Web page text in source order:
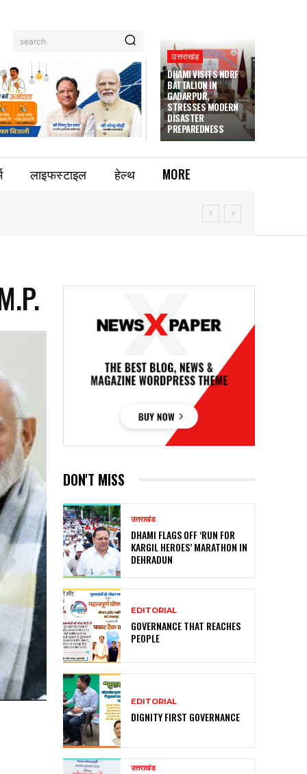
search
उत्तराखंड
DHAMI VISITS NDRF
BATTALION IN
GADARPUR,
STRESSES MODERN
DISASTER
PREPAREDNESS
लाइफस्टाइल हेल्थ MORE
DON'T MISS
उत्तराखंड
DHAMI FLAGS OFF ‘RUN FOR
KARGIL HEROES’ MARATHON IN
DEHRADUN
EDITORIAL
GOVERNANCE THAT REACHES
PEOPLE
EDITORIAL
DIGNITY FIRST GOVERNANCE
उत्तराखंड